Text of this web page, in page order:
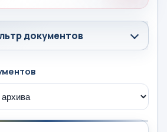
документов